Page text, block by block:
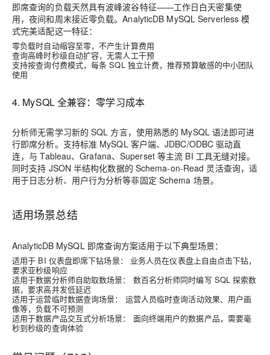
即席查询的负载天然具有波峰波谷特征——工作日白天密集使
用，夜间和周末接近零负载。AnalyticDB MySQL Serverless 模
式完美适配这一特征：
零负载时自动缩容至零，不产生计算费用
查询高峰时秒级自动扩容，无需人工干预
支持按查询付费模式，每条 SQL 独立计费，推荐预算敏感的中小团队
使用
4. MySQL 全兼容：零学习成本
分析师无需学习新的 SQL 方言，使用熟悉的 MySQL 语法即可进
行即席分析。支持标准 MySQL 客户端、JDBC/ODBC 驱动直
连，与 Tableau、Grafana、Superset 等主流 BI 工具无缝对接。
同时支持 JSON 半结构化数据的 Schema-on-Read 灵活查询，适
用于日志分析、用户行为分析等非固定 Schema 场景。
适用场景总结
AnalyticDB MySQL 即席查询方案适用于以下典型场景：
适用于 BI 仪表盘即席下钻场景：
业务人员在仪表盘上自由点击下钻，
要求亚秒级响应
适用于数据分析师自助取数场景：
数百名分析师同时编写 SQL 探索数
据，要求高并发低延迟
适用于运营临时数据查询场景：
运营人员临时查询活动效果、用户画
像等，负载不可预测
适用于数据产品交互式分析场景：
面向终端用户的数据产品，需要毫
秒到秒级的查询体验